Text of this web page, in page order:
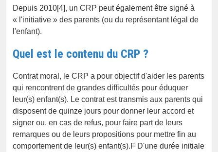
Depuis 2010[4], un CRP peut également être signé à
« l'initiative » des parents (ou du représentant légal de
l'enfant).
Quel est le contenu du CRP ?
Contrat moral, le CRP a pour objectif d'aider les parents
qui rencontrent de grandes difficultés pour éduquer
leur(s) enfant(s). Le contrat est transmis aux parents qui
disposent de quinze jours pour donner leur accord et
signer ou, en cas de refus, pour faire part de leurs
remarques ou de leurs propositions pour mettre fin au
comportement de leur(s) enfant(s).F D'une durée initiale